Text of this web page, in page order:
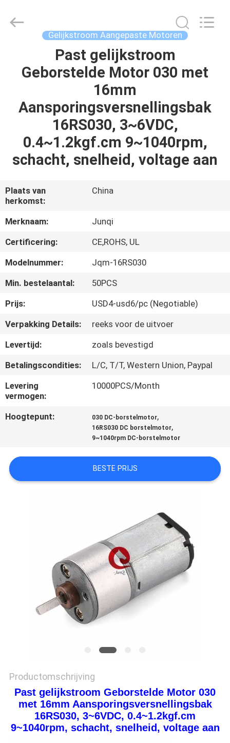
ONS
FABRIEKSTOCHT
KWALITEITSCONTROLE
NEEM
MET
ONS
OP
NIEUWS
VRAAG
EEN
OFFERTE
PRIVACYBELEID
International
Trade
Gelijkstroom Aangepaste Motoren
Past gelijkstroom
Geborstelde Motor 030 met
16mm
Aansporingsversnellingsbak
16RS030, 3~6VDC,
0.4~1.2kgf.cm 9~1040rpm,
schacht, snelheid, voltage aan
Plaats van
herkomst:
China
Merknaam:
Junqi
Certificering:
CE,ROHS, UL
Modelnummer:
Jqm-16RS030
Min. bestelaantal:
50PCS
Prijs:
USD4-usd6/pc (Negotiable)
Verpakking Details:
reeks voor de uitvoer
Levertijd:
zoals bevestigd
Betalingscondities:
L/C, T/T, Western Union, Paypal
Levering
vermogen:
10000PCS/Month
Hoogtepunt: 030 DC-borstelmotor,
16RS030 DC borstelmotor,
9~1040rpm DC-borstelmotor
BESTE PRIJS
Productomschrijving
Past gelijkstroom Geborstelde Motor 030
met 16mm Aansporingsversnellingsbak
16RS030, 3~6VDC, 0.4~1.2kgf.cm
9~1040rpm, schacht, snelheid, voltage aan